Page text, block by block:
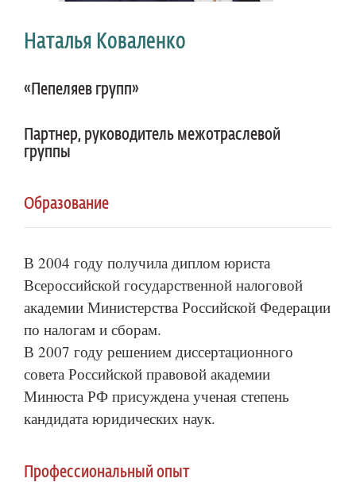
Наталья Коваленко
«Пепеляев групп»
Партнер, руководитель межотраслевой
группы
Образование
В 2004 году получила диплом юриста
Всероссийской государственной налоговой
академии Министерства Российской Федерации
по налогам и сборам.
В 2007 году решением диссертационного
совета Российской правовой академии
Минюста РФ присуждена ученая степень
кандидата юридических наук.
Профессиональный опыт